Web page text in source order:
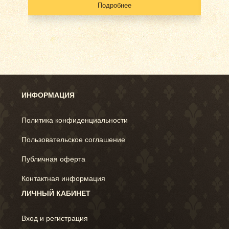
Подробнее
ИНФОРМАЦИЯ
Политика конфиденциальности
Пользовательское соглашение
Публичная оферта
Контактная информация
ЛИЧНЫЙ КАБИНЕТ
Вход и регистрация